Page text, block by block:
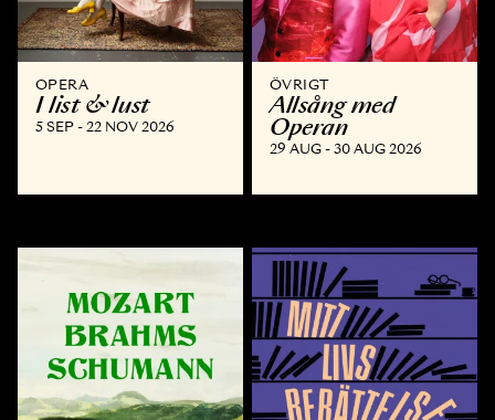
OPERA
I list & lust
5 SEP - 22 NOV 2026
ÖVRIGT
Allsång med
Operan
29 AUG - 30 AUG 2026